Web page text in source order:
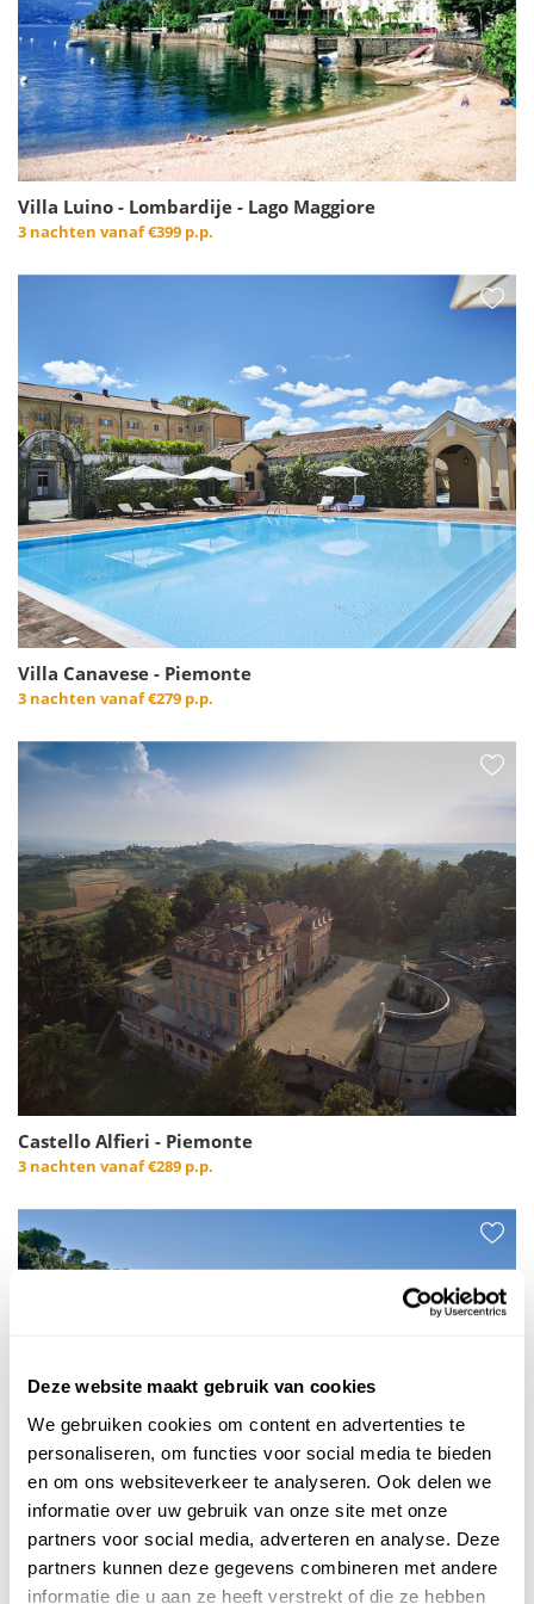
Deze website maakt gebruik van cookies
We gebruiken cookies om content en advertenties te
personaliseren, om functies voor social media te bieden
en om ons websiteverkeer te analyseren. Ook delen we
informatie over uw gebruik van onze site met onze
partners voor social media, adverteren en analyse. Deze
partners kunnen deze gegevens combineren met andere
informatie die u aan ze heeft verstrekt of die ze hebben
Villa Luino - Lombardije - Lago Maggiore
3 nachten vanaf€399 p.p.
Villa Canavese - Piemonte
3 nachten vanaf€279 p.p.
Castello Alfieri - Piemonte
3 nachten vanaf€289 p.p.